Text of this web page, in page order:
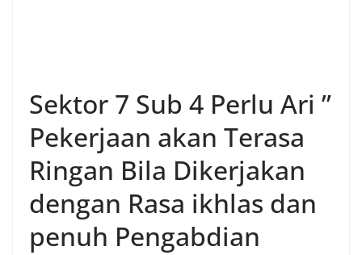
Sektor 7 Sub 4 Perlu Ari ”
Pekerjaan akan Terasa
Ringan Bila Dikerjakan
dengan Rasa ikhlas dan
penuh Pengabdian